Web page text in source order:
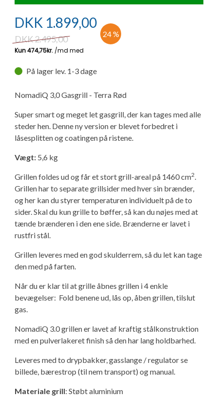
Adria Astella
Next
Hobby Prestige
Hobby Maxia
Ny campingvogn - godt at vide
Lille campingvogn
Vil du sælge din campingvogn?
Isabella Fortelte
Isabella Lufttelte
Isabella weekend- og vinterfortelte
Isabella fortelte til specialvogne
Isabella Opstillingsvejledninger
Camping erhverv
Adria Coral
Adria Compact
Internet i campingvognen
Aircondition og klimaanlæg
Byvand - rindende vand i campingvognen
3 spændende ideer til campingvognen
GPS tracker til autocamper og campingvogn
GRØN Virksomhed
Tuxer måleskemaer
Sikker handel
Klagemuligheder
Konkurrenceregler
Handelsbetingelser - webshop
Cookie & Privatlivspolitik
Persondata
GPDR - Optagelse af foto og video
GPDR - KG Camping Kundeklub
DKK 1.899,00
DKK2.495,00 24 %
På lager lev. 1-3 dage
NomadiQ 3,0 Gasgrill - Terra Rød
Super smart og meget let gasgrill, der kan tages med alle
steder hen. Denne ny version er blevet forbedret i
låsesplitten og coatingen på ristene.
Vægt: 5,6 kg
Grillen foldes ud og får et stort grill-areal på 1460 cm2.
Grillen har to separate grillsider med hver sin brænder,
og her kan du styrer temperaturen individuelt på de to
sider. Skal du kun grille to bøffer, så kan du nøjes med at
tænde brænderen i den ene side. Brænderne er lavet i
rustfri stål.
Grillen leveres med en god skulderrem, så du let kan tage
den med på farten.
Når du er klar til at grille åbnes grillen i 4 enkle
bevægelser: Fold benene ud, lås op, åben grillen, tilslut
gas.
NomadiQ 3.0 grillen er lavet af kraftig stålkonstruktion
med en pulverlakeret finish så den har lang holdbarhed.
Leveres med to drypbakker, gasslange / regulator se
billede, bærestrop (til nem transport) og manual.
Materiale grill: Støbt aluminium